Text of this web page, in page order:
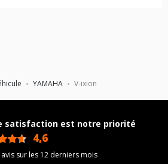
YAMAHA V-ixion
satisfaction est notre priorité
4,6
sur les 12 derniers mois